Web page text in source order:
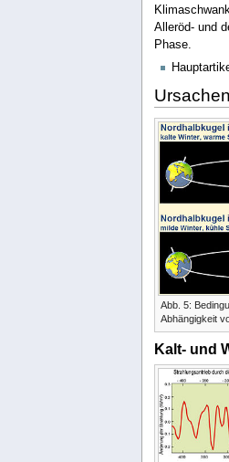
Alleröd- und
Phase.
Ursachen
Abb. 5:
Abhängigkeit
Kalt- und